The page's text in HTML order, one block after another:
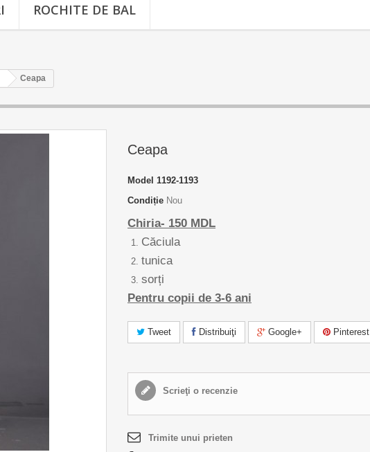
ROCHITE DE BAL
Ceapa
Ceapa
Model 1192-1193
Condiție Nou
Chiria- 150 MDL
Căciula
tunica
sorți
Pentru copii de 3-6 ani
Tweet Distribuiţi Google+ Pinterest
Scrieţi o recenzie
Trimite unui prieten